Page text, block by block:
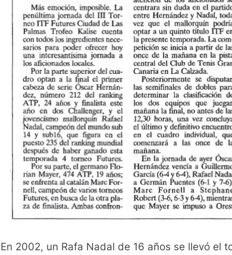
En 2002, un Rafa Nadal de 16 años se llevó el